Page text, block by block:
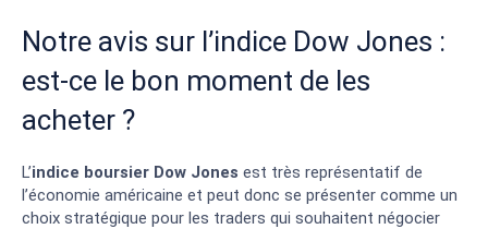
Notre avis sur l’indice Dow Jones :
est-ce le bon moment de les
acheter ?
L’indice boursier Dow Jones est très représentatif de
l’économie américaine et peut donc se présenter comme un
choix stratégique pour les traders qui souhaitent négocier